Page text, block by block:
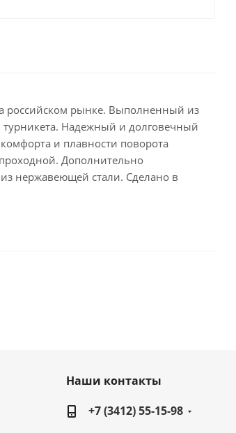
российском рынке. Выполненный из
Надежный и долговечный
и плавности поворота
Дополнительно
нержавеющей стали. Сделано в
Наши контакты
+7 (3412) 55-15-98